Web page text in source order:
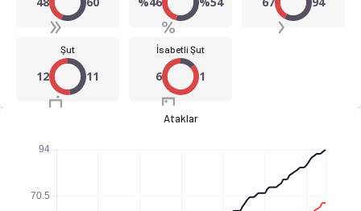
Şut
12 11
İsabetli Şut
6 1
Ataklar